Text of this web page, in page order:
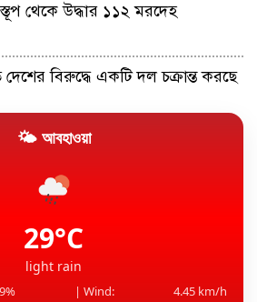
থেকে উদ্ধার ১১২ মরদেহ
বিরুদ্ধে একটি দল চক্রান্ত করছে
ইরাকি এয়ারলাইন্সের নিষেধাজ্ঞা তুলে
মজুদ কমে যাওয়ার খবর ‍উড়িয়ে দিল
🌤 আবহাওয়া
29°C
light rain
| Wind: 4.45 km/h